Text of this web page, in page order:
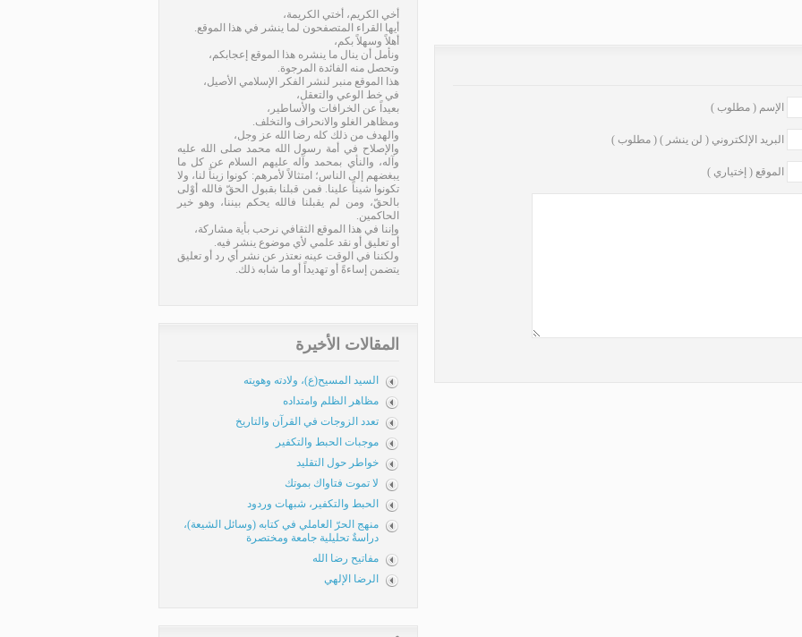
الإسم ( مطلوب )
البريد الإلكتروني ( لن ينشر ) ( مطلوب )
الموقع ( إختياري )
أخي الكريم، أختي الكريمة،
أيها القراء المتصفحون لما ينشر في هذا الموقع.
أهلاً وسهلاً بكم،
ونأمل أن ينال ما ينشره هذا الموقع إعجابكم،
وتحصل منه الفائدة المرجوة.
هذا الموقع منبر لنشر الفكر الإسلامي الأصيل،
في خط الوعي والتعقل،
بعيداً عن الخرافات والأساطير،
ومظاهر الغلو والانحراف والتخلف.
والهدف من ذلك كله رضا الله عز وجل،
والإصلاح في أمة رسول الله محمد صلى الله عليه
وآله، والنأي بمحمد وآله عليهم السلام عن كل ما
يبغضهم إلى الناس؛ امتثالاً لأمرهم: كونوا زيناً لنا، ولا
تكونوا شيناً علينا. فمن قبلنا بقبول الحقّ فالله أوْلى
بالحقّ، ومن لم يقبلنا فالله يحكم بيننا، وهو خير
الحاكمين.
وإننا في هذا الموقع الثقافي نرحب بأية مشاركة،
أو تعليق أو نقد علمي لأي موضوع ينشر فيه.
ولكننا في الوقت عينه نعتذر عن نشر أي رد أو تعليق
يتضمن إساءةً أو تهديداً أو ما شابه ذلك.
المقالات الأخيرة
السيد المسيح(ع)، ولادته وهويته
مظاهر الظلم وامتداده
تعدد الزوجات في القرآن والتاريخ
موجبات الحبط والتكفير
خواطر حول التقليد
لا تموت فتاواك بموتك
الحبط والتكفير، شبهات وردود
منهج الحرّ العاملي في كتابه (وسائل الشيعة)،
دراسةٌ تحليلية جامعة ومختصرة
مفاتيح رضا الله
الرضا الإلهي